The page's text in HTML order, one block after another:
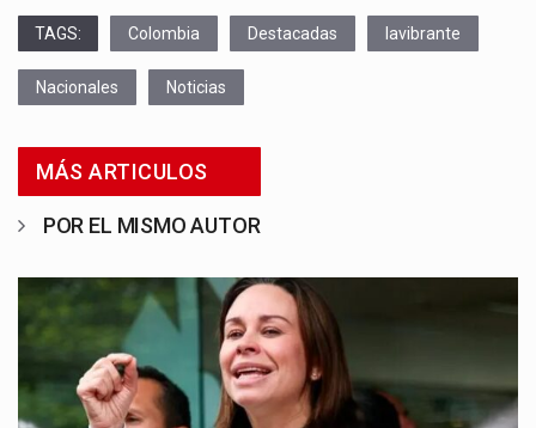
TAGS: Colombia Destacadas lavibrante
Nacionales Noticias
MÁS ARTICULOS
POR EL MISMO AUTOR